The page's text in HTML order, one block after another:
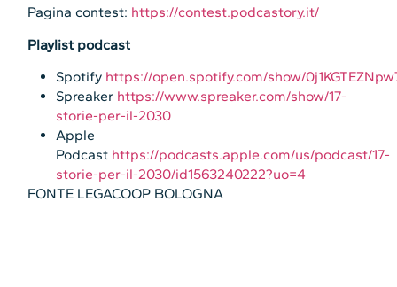
Pagina contest: https://contest.podcastory.it/
Playlist podcast
Spotify https://open.spotify.com/show/
Spreaker https://www.spreaker.com/show/17-
storie-per-il-2030
Apple
Podcast https://podcasts.apple.com/us/podcast/17-
storie-per-il-2030/id1563240222?uo=4
FONTE LEGACOOP BOLOGNA